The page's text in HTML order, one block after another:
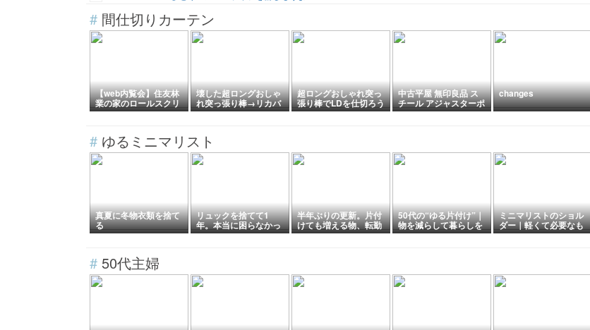
# 間仕切りカーテン
【web内覧会】住友林
業の家のロールスクリ
ーン全部見せます！リ
ムの3か所を実例紹介
壊した超ロングおしゃ
れ突っ張り棒→リカバ
ーでプチストレス解
超ロングおしゃれ突っ
張り棒でLDを仕切ろう
として大失敗。
中古平屋 無印良品 ス
チール アジャスターポ
ールを玄関で使う。
changes
# ゆるミニマリスト
真夏に冬物衣類を捨て
る
リュックを捨てて1
年。本当に困らなかっ
た話。
半年ぶりの更新。片付
けても増える物、転勤
族の断捨離を再開しま
50代の“ゆる片付け”｜
物を減らして暮らしを
ラクにする方法まとめ
ミニマリストのショル
ダー｜軽くて必要なも
のだけ入るバッグ
# 50代主婦